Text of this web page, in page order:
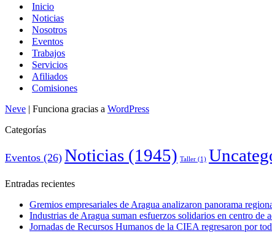
Inicio
Noticias
Nosotros
Eventos
Trabajos
Servicios
Afiliados
Comisiones
Neve | Funciona gracias a WordPress
Categorías
Eventos (26) Noticias (1945) Taller (1)
Entradas recientes
Gremios empresariales de Aragua analizaron panorama
Industrias de Aragua suman esfuerzos solidarios en centro de
Jornadas de Recursos Humanos de la CIEA regresaron por